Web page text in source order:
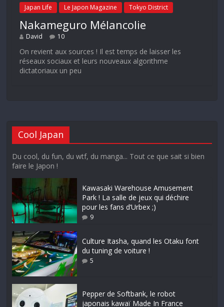
Japan Life Le Japon Magazine Tokyo District
Nakameguro Mélancolie
David 10
On revient aux sources ! Il est temps de laisser les
réseaux sociaux et leurs nouveaux algorithme
dictatoriaux un peu
Cool Japan
Du cool, du fun, du wtf, du manga... Tout ce que sait si bien
faire le Japon !
Kawasaki Warehouse Amusement
Park ! La salle de jeux qui déchire
pour les fans d’Urbex ;)
9
Culture Itasha, quand les Otaku font
du tuning de voiture !
5
Pepper de Softbank, le robot
japonais kawaï Made In France